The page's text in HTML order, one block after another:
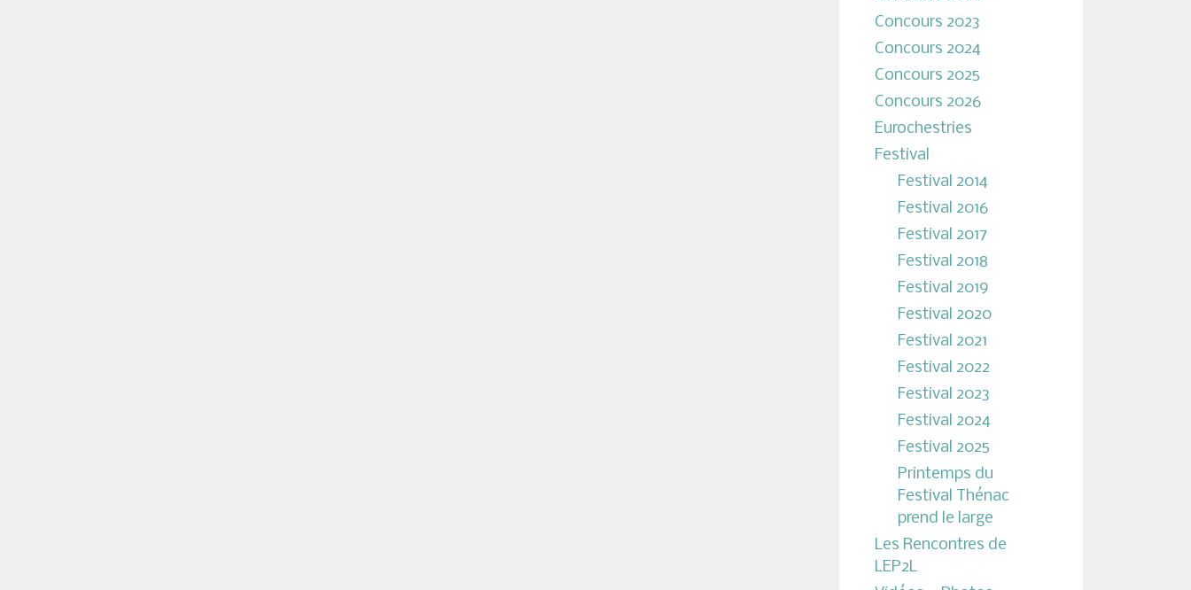
Concours 2023
Concours 2024
Concours 2025
Concours 2026
Eurochestries
Festival
Festival 2014
Festival 2016
Festival 2017
Festival 2018
Festival 2019
Festival 2020
Festival 2021
Festival 2022
Festival 2023
Festival 2024
Festival 2025
Printemps du
Festival Thénac
prend le large
Les Rencontres de
LEP2L